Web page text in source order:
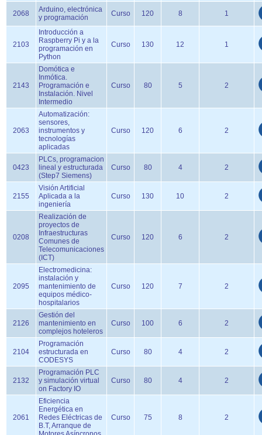
2068
Arduino, electrónica
y programación
Curso 120 8 1
2103
Introducción a
Raspberry Pi y a la
programación en
Python
Curso 130 12 1
2143
Domótica e
Inmótica.
Programación e
Instalación. Nivel
Intermedio
Curso 80 5 2
2063
Automatización:
sensores,
instrumentos y
tecnologías
aplicadas
Curso 120 6 2
0423
PLCs, programacion
lineal y estructurada
(Step7 Siemens)
Curso 80 4 2
2155
Visión Artificial
Aplicada a la
ingeniería
Curso 130 10 2
0208
Realización de
proyectos de
Infraestructuras
Comunes de
Telecomunicaciones
(ICT)
Curso 120 6 2
2095
Electromedicina:
instalación y
mantenimiento de
equipos médico-
hospitalarios
Curso 120 7 2
2126
Gestión del
mantenimiento en
complejos hoteleros
Curso 100 6 2
2104
Programación
estructurada en
CODESYS
Curso 80 4 2
2132
Programación PLC
y simulación virtual
on Factory IO
Curso 80 4 2
2061
Eficiencia
Energética en
Redes Eléctricas de
B.T, Arranque de
Curso 75 8 2